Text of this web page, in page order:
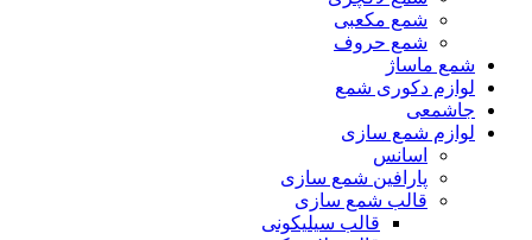
شمع مکعبی
شمع حروف
شمع ماساژ
لوازم دکوری شمع
جاشمعی
لوازم شمع سازی
اسانس
پارافین شمع سازی
قالب شمع سازی
قالب سیلیکونی